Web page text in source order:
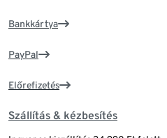
Bankkártya
PayPal
Előrefizetés
Szállítás & kézbesítés